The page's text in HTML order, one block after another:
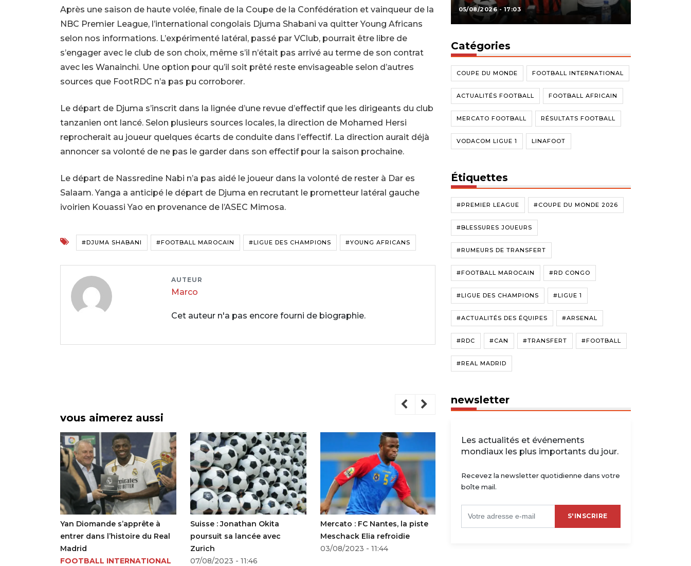
Après une saison de haute volée, finale de la Coupe de la Confédération et vainqueur de la
NBC Premier League, l’international congolais Djuma Shabani va quitter Young Africans
selon nos informations. L’expérimenté latéral, passé par VClub, pourrait être libre de
s’engager avec le club de son choix, même s’il n’était pas arrivé au terme de son contrat
avec les Wanainchi. Une option pour qu’il soit prêté reste envisageable selon d’autres
sources que FootRDC n’a pas pu corroborer.
Le départ de Djuma s’inscrit dans la lignée d’une revue d’effectif que les dirigeants du club
tanzanien ont lancé. Selon plusieurs sources locales, la direction de Mohamed Hersi
reprocherait au joueur quelques écarts de conduite dans l’effectif. La direction aurait déjà
annoncer sa volonté de ne pas le garder dans son effectif pour la saison prochaine.
Le départ de Nassredine Nabi n’a pas aidé le joueur dans la volonté de rester à Dar es
Salaam. Yanga a anticipé le départ de Djuma en recrutant le prometteur latéral gauche
ivoirien Kouassi Yao en provenance de l’ASEC Mimosa.
#DJUMA SHABANI #FOOTBALL MAROCAIN #LIGUE DES CHAMPIONS #YOUNG AFRICANS
AUTEUR
Marco
Cet auteur n'a pas encore fourni de biographie.
vous aimerez aussi
Yan Diomande s’apprête à
entrer dans l’histoire du Real
Madrid
FOOTBALL INTERNATIONAL
Suisse : Jonathan Okita
poursuit sa lancée avec
Zurich
07/08/2023 - 11:46
Mercato : FC Nantes, la piste
Meschack Elia refroidie
03/08/2023 - 11:44
05/08/2026 - 17:03
Catégories
COUPE DU MONDE FOOTBALL INTERNATIONAL
ACTUALITÉS FOOTBALL FOOTBALL AFRICAIN
MERCATO FOOTBALL RÉSULTATS FOOTBALL
VODACOM LIGUE 1 LINAFOOT
Étiquettes
#PREMIER LEAGUE #COUPE DU MONDE 2026
#BLESSURES JOUEURS
#RUMEURS DE TRANSFERT
#FOOTBALL MAROCAIN #RD CONGO
#LIGUE DES CHAMPIONS #LIGUE 1
#ACTUALITÉS DES ÉQUIPES #ARSENAL
#RDC #CAN #TRANSFERT #FOOTBALL
#REAL MADRID
newsletter
Les actualités et événements
mondiaux les plus importants du jour.
Recevez la newsletter quotidienne dans votre
boîte mail.
S'INSCRIRE